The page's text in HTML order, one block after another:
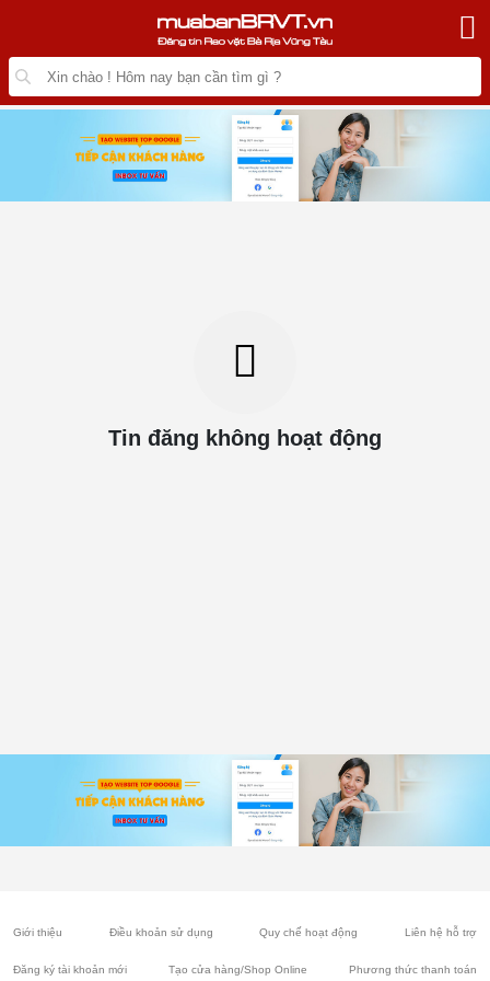
Tin đăng không hoạt động
Giới thiệu Điều khoản sử dụng Quy chế hoạt động Liên hệ hỗ trợ
Đăng ký tài khoản mới Tạo cửa hàng/Shop Online Phương thức thanh toán